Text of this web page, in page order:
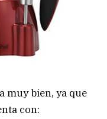
muy bien, ya que
con: